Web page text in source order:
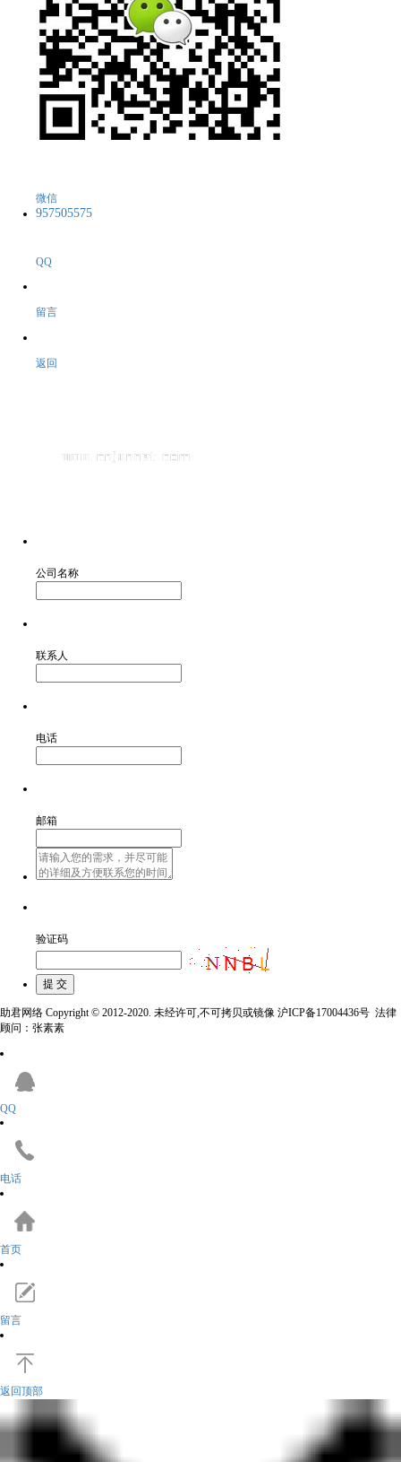
微信
957505575
QQ
留言
返回
公司名称
联系人
电话
邮箱
验证码
助君网络 Copyright © 2012-2020. 未经许可,不可拷贝或镜像 沪ICP备17004436号 法律
顾问：张素素
QQ
电话
首页
留言
返回顶部